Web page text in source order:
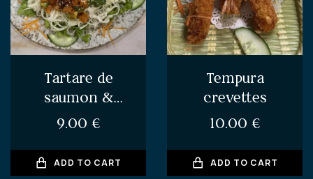
Tartare de
saumon &
avocat
9.00 €
ADD TO CART
Tempura
crevettes
10.00 €
ADD TO CART